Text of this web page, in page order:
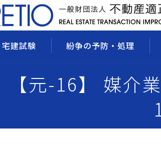
宅建試験 紛争の予防・処理
【元-16】 媒介